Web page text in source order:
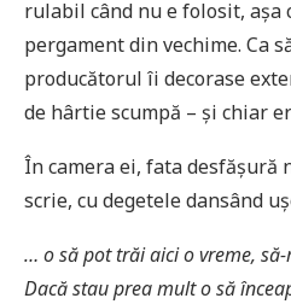
rulabil când nu e folosit, așa
pergament din vechime. Ca
producătorul îi decorase
de hârtie scumpă – și chiar
În camera ei, fata desfășură
scrie, cu degetele dansând
… o să pot trăi aici o vreme,
Dacă stau prea mult o să